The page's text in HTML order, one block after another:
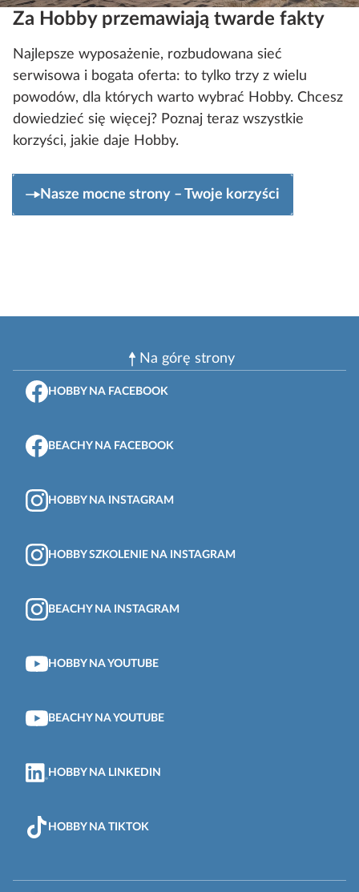
Za Hobby przemawiają twarde fakty
Najlepsze wyposażenie, rozbudowana sieć
serwisowa i bogata oferta: to tylko trzy z wielu
powodów, dla których warto wybrać Hobby. Chcesz
dowiedzieć się więcej? Poznaj teraz wszystkie
korzyści, jakie daje Hobby.
Nasze mocne strony – Twoje korzyści
Na górę strony
HOBBY NA FACEBOOK
BEACHY NA FACEBOOK
HOBBY NA INSTAGRAM
HOBBY SZKOLENIE NA INSTAGRAM
BEACHY NA INSTAGRAM
HOBBY NA YOUTUBE
BEACHY NA YOUTUBE
HOBBY NA LINKEDIN
HOBBY NA TIKTOK